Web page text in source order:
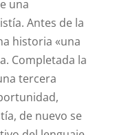
una
Antes de la
historia «una
Completada la
tercera
de nuevo se